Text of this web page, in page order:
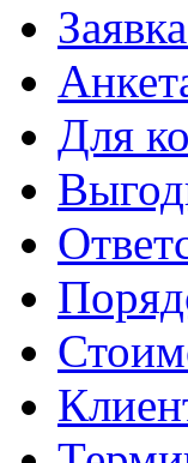
Для